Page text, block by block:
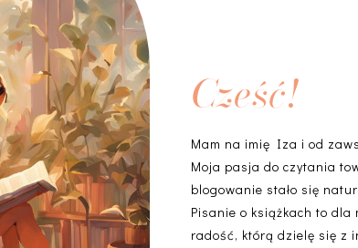
Cześć!
Mam na imię Iza i od
Moja pasja do czytania
blogowanie stało się
Pisanie o książkach to
radość, którą dzielę się z